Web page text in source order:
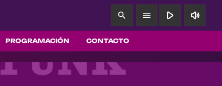
PROGRAMACIÓN CONTACTO
search menu play_arrow volume_up